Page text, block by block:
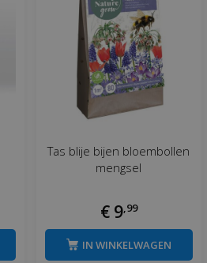
Tas blije bijen bloembollen
mengsel
€ 9, 99
IN WINKELWAGEN